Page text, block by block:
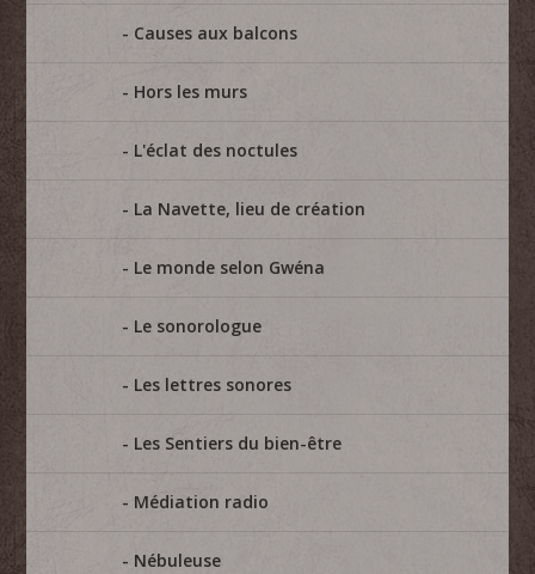
Causes aux balcons
Hors les murs
L'éclat des noctules
La Navette, lieu de création
Le monde selon Gwéna
Le sonorologue
Les lettres sonores
Les Sentiers du bien-être
Médiation radio
Nébuleuse